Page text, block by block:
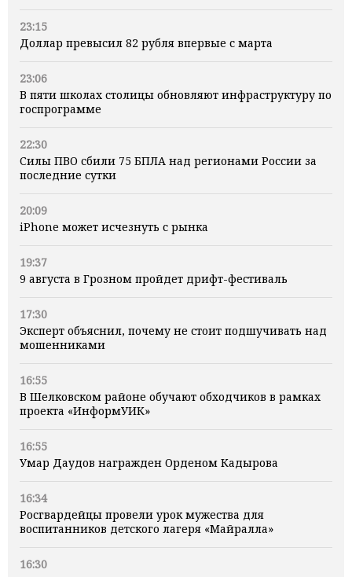
23:15
Доллар превысил 82 рубля впервые с марта
23:06
В пяти школах столицы обновляют инфраструктуру по
госпрограмме
22:30
Силы ПВО сбили 75 БПЛА над регионами России за
последние сутки
20:09
iPhone может исчезнуть с рынка
19:37
9 августа в Грозном пройдет дрифт-фестиваль
17:30
Эксперт объяснил, почему не стоит подшучивать над
мошенниками
16:55
В Шелковском районе обучают обходчиков в рамках
проекта «ИнформУИК»
16:55
Умар Даудов награжден Орденом Кадырова
16:34
Росгвардейцы провели урок мужества для
воспитанников детского лагеря «Майралла»
16:30